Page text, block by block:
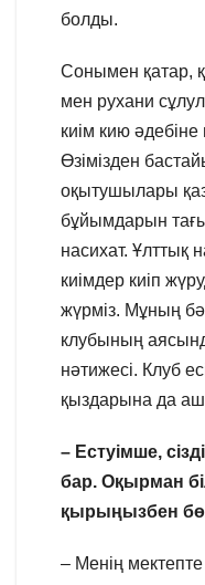
болды.
Сонымен қатар,
мен рухани
киім кию
Өзімізден
оқытушылары
бұйымдарын
насихат. Ұлттық
киімдер киіп
жүрміз. Мұның
клубының
нәтижесі. Клуб
қыздарына да
– Естуімше,
бар. Оқырман
қырыңызбен
– Менің